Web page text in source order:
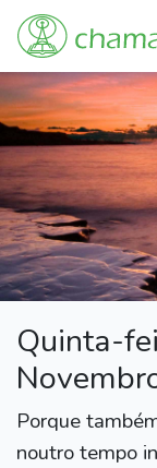
Quinta-
Porque
noutro tempo